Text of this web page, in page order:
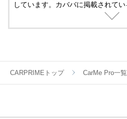
しています。カババに掲載されて
CARPRIMEトップ CarMe Pro一覧